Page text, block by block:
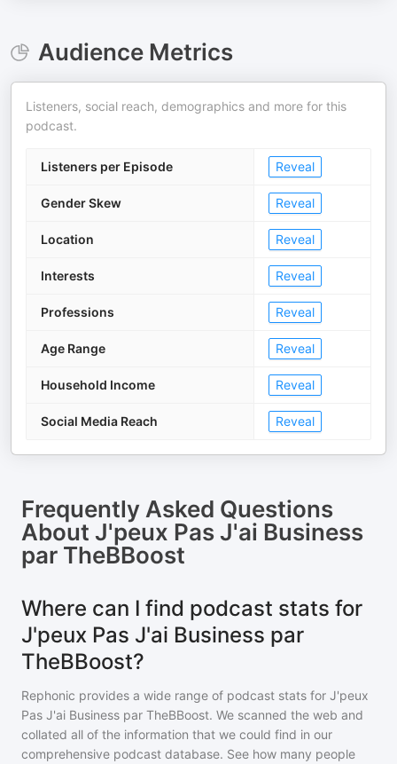
Audience Metrics
Listeners, social reach, demographics and more for this
podcast.
Listeners per Episode Reveal
Gender Skew Reveal
Location Reveal
Interests Reveal
Professions Reveal
Age Range Reveal
Household Income Reveal
Social Media Reach Reveal
Frequently Asked Questions
About J'peux Pas J'ai Business
par TheBBoost
Where can I find podcast stats for
J'peux Pas J'ai Business par
TheBBoost?
Rephonic provides a wide range of podcast stats for J'peux
Pas J'ai Business par TheBBoost. We scanned the web and
collated all of the information that we could find in our
comprehensive podcast database. See how many people